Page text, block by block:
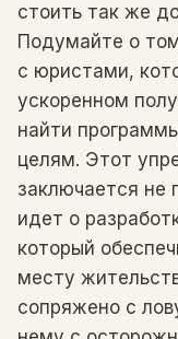
стоить так же
Подумайте о
с юристами,
ускоренном
найти
целям. Этот
заключается не
идет о
который
месту
сопряжено с